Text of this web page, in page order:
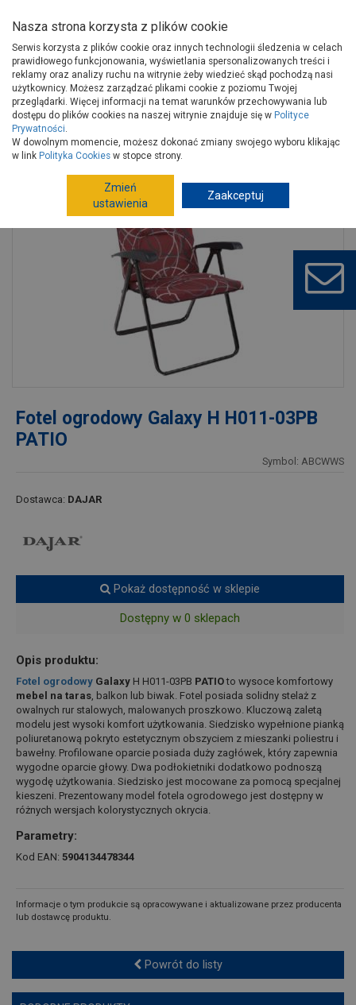
Strona główna Wokół domu
Ogród, hobby
Meble ogrodowe
Krzesła, fotele ogrodowe
Fotel ogrodowy Galaxy H H011-03PB PATIO
Fotel ogrodowy Galaxy H H011-03PB
PATIO
Symbol: ABCWWS
Dostawca: DAJAR
Pokaż dostępność w sklepie
Dostępny w 0 sklepach
Opis produktu:
Fotel ogrodowy Galaxy H H011-03PB PATIOto wysoce komfortowy
mebel na taras, balkon lub biwak. Fotel posiada solidny stelaż z
owalnych rur stalowych, malowanych proszkowo. Kluczową zaletą
modelu jest wysoki komfort użytkowania. Siedzisko wypełnione pianką
poliuretanową pokryto estetycznym obszyciem z mieszanki poliestru i
bawełny. Profilowane oparcie posiada duży zagłówek, który zapewnia
wygodne oparcie głowy. Dwa podłokietniki dodatkowo podnoszą
wygodę użytkowania. Siedzisko jest mocowane za pomocą specjalnej
kieszeni. Prezentowany model fotela ogrodowego jest dostępny w
różnych wersjach kolorystycznych okrycia.
Parametry:
Kod EAN: 5904134478344
Informacje o tym produkcie są opracowywane i aktualizowane przez producenta
lub dostawcę produktu.
Powrót do listy
Nasza strona korzysta z plików cookie
Serwis korzysta z plików cookie oraz innych technologii śledzenia w celach
prawidłowego funkcjonowania, wyświetlania spersonalizowanych treści i
reklamy oraz analizy ruchu na witrynie żeby wiedzieć skąd pochodzą nasi
użytkownicy. Możesz zarządzać plikami cookie z poziomu Twojej
przeglądarki. Więcej informacji na temat warunków przechowywania lub
dostępu do plików cookies na naszej witrynie znajduje się w Polityce
Prywatności.
W dowolnym momencie, możesz dokonać zmiany swojego wyboru klikając
w link Polityka Cookies w stopce strony.
Zmień
ustawienia
Zaakceptuj